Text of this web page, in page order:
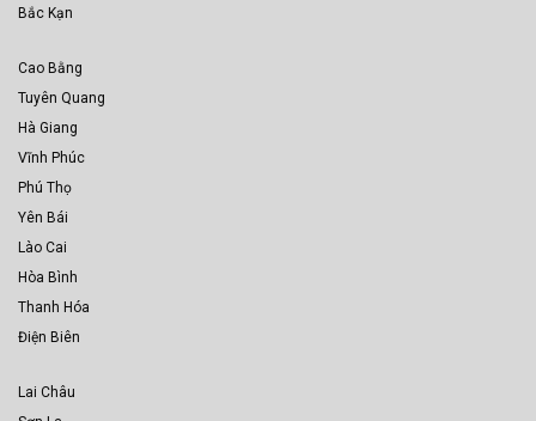
Bắc Kạn
Cao Bằng
Tuyên Quang
Hà Giang
Vĩnh Phúc
Phú Thọ
Yên Bái
Lào Cai
Hòa Bình
Thanh Hóa
Điện Biên
Lai Châu